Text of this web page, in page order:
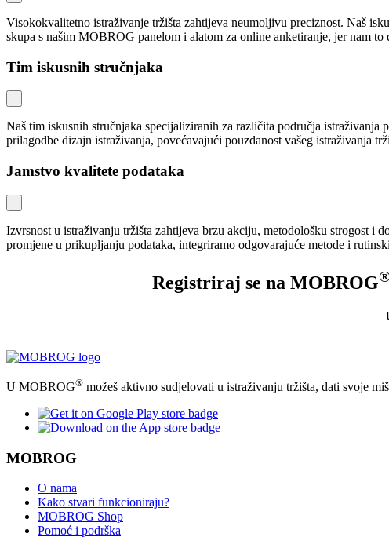
Visokokvalitetno istraživanje tržišta zahtijeva neumoljivu preciznost. Naš
skupa s našim MOBROG panelom i alatom za online anketiranje, jer nam
Tim iskusnih stručnjaka
Naš tim iskusnih stručnjaka specijaliziranih za različita područja
prilagodbe dizajn istraživanja, povećavajući pouzdanost vašeg istraživanja
Jamstvo kvalitete podataka
Izvrsnost u istraživanju tržišta zahtijeva brzu akciju, metodološku strogost i
promjene u prikupljanju podataka, integriramo odgovarajuće metode i
Registriraj se na MOBROG
U MOBROG® možeš aktivno sudjelovati u istraživanju tržišta, dati svoje
MOBROG
O nama
Kako stvari funkcioniraju?
MOBROG Shop
Pomoć i podrška